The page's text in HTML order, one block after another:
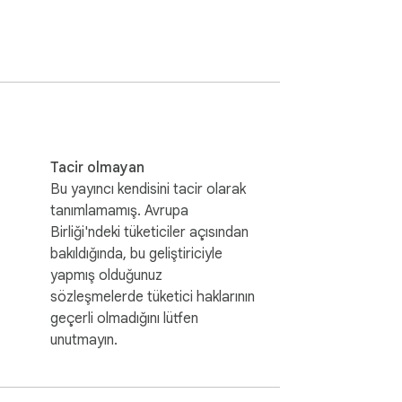
Tacir olmayan
Bu yayıncı kendisini tacir olarak
tanımlamamış. Avrupa
Birliği'ndeki tüketiciler açısından
bakıldığında, bu geliştiriciyle
yapmış olduğunuz
sözleşmelerde tüketici haklarının
geçerli olmadığını lütfen
unutmayın.